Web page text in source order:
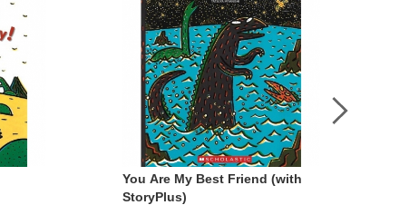
You Are My Best Friend (with
StoryPlus)